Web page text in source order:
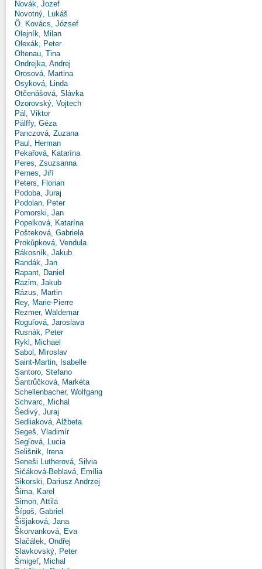
Novák, Jozef
Novotný, Lukáš
Ö. Kovács, József
Olejník, Milan
Olexák, Peter
Oltenau, Tina
Ondrejka, Andrej
Orosová, Martina
Osyková, Linda
Otčenášová, Slávka
Ozorovský, Vojtech
Pál, Viktor
Pálffy, Géza
Panczová, Zuzana
Paul, Herman
Pekařová, Katarína
Peres, Zsuzsanna
Pernes, Jiří
Peters, Florian
Podoba, Juraj
Podolan, Peter
Pomorski, Jan
Popelková, Katarína
Pošteková, Gabriela
Prokůpková, Vendula
Rákosník, Jakub
Randák, Jan
Rapant, Daniel
Razim, Jakub
Rázus, Martin
Rey, Marie-Pierre
Rezmer, Waldemar
Roguľová, Jaroslava
Rusnák, Peter
Rykl, Michael
Sabol, Miroslav
Saint-Martin, Isabelle
Santoro, Stefano
Šantrůčková, Markéta
Schellenbacher, Wolfgang
Schvarc, Michal
Šedivý, Juraj
Sedliaková, Alžbeta
Segeš, Vladimír
Segľová, Lucia
Selišnik, Irena
Seneši Lutherová, Silvia
Sičáková-Beblavá, Emília
Sikorski, Dariusz Andrzej
Šima, Karel
Simon, Attila
Šípoš, Gabriel
Šišjaková, Jana
Škorvanková, Eva
Slačálek, Ondřej
Slavkovský, Peter
Šmigeľ, Michal